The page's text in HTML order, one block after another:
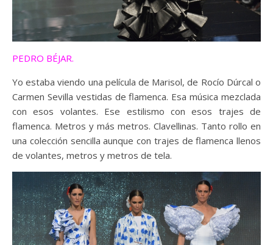
PEDRO BÉJAR.
Yo estaba viendo una película de Marisol, de Rocío Dúrcal o
Carmen Sevilla vestidas de flamenca. Esa música mezclada
con esos volantes. Ese estilismo con esos trajes de
flamenca. Metros y más metros. Clavellinas. Tanto rollo en
una colección sencilla aunque con trajes de flamenca llenos
de volantes, metros y metros de tela.